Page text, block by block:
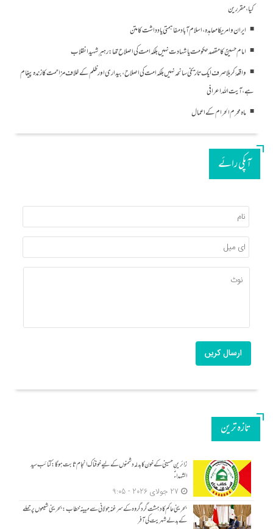
کیا، مقررین
ایران و امریکا معاہدہ، اسلام آباد مفاہمتی یادداشت کا متن
امام حسینؑ کا مقصد حکومت یا شہادت نہیں بلکہ امت کی اصلاح تھا: رہبرِ شہید انقلاب
واقعۂ کربلا صرف ایک تاریخی سانحہ نہیں بلکہ امت کی اصلاح، بیداری اور ظلم کے خلاف مزاحمت کا زندہ پیغام
ہے، آیت اللہ اعرافی
ماہ محرم الحرام کے اعمال
آپکی رائے
ارسال کریں
تازه ترین
زائرینِ حسینی کے خون کا بدلہ دشمنوں کے لیے خوفناک انجام ثابت ہوگا: کتائب سید
الشہداءؑ
27 جولای 2026 - 9:05
بحرینی حاکم کا دہشت گرد گروہ کے سرغنہ جولانی سے مبینہ خطاب: بحرینی شیعوں پر حملے
کے بدلے شہریت کی آفر